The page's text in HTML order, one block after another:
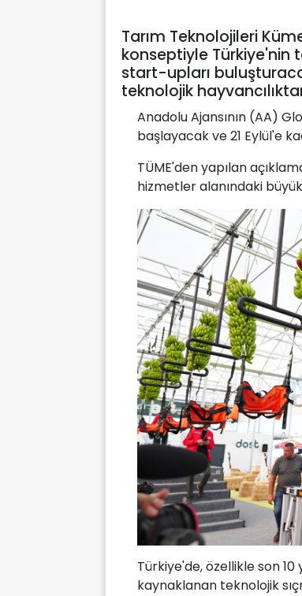
Tarım Teknolojileri
konseptiyle Türkiye'nin
start-upları
teknolojik
Anadolu Ajansının (AA)
başlayacak ve 21 Eylül'e
TÜME'den yapılan
hizmetler alanındaki
Türkiye'de, özellikle son
kaynaklanan teknolojik